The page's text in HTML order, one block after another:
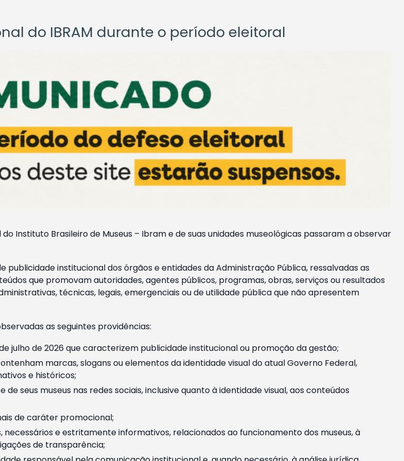
do IBRAM durante o período eleitoral
Instituto Brasileiro de Museus – Ibram e de suas unidades museológicas passaram a observar
publicidade institucional dos órgãos e entidades da Administração Pública, ressalvadas as
que promovam autoridades, agentes públicos, programas, obras, serviços ou resultados
técnicas, legais, emergenciais ou de utilidade pública que não apresentem
as seguintes providências:
julho de 2026 que caracterizem publicidade institucional ou promoção da gestão;
marcas, slogans ou elementos da identidade visual do atual Governo Federal,
e históricos;
seus museus nas redes sociais, inclusive quanto à identidade visual, aos conteúdos
de caráter promocional;
e estritamente informativos, relacionados ao funcionamento dos museus, à
de transparência;